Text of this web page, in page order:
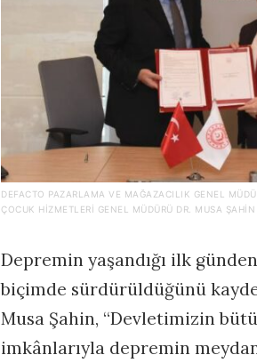
DEFACTO PAZARLAMA VE MAĞAZACILIK GENEL
ÇOCUK HIZMETLERI GENEL MÜDÜRÜ DR. MUSA ŞAHIN
Depremin yaşandığı ilk
biçimde sürdürüldüğünü
Musa Şahin, “Devletimizin
imkânlarıyla depremin